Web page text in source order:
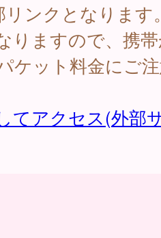
ンクとなります
りますので、携
ケット料金にご
てアクセス(外部